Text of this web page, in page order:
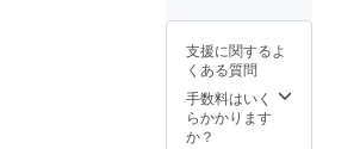
支援に関するよ
くある質問
手数料はいく
らかかります
か？